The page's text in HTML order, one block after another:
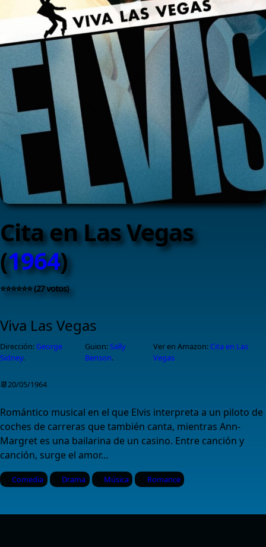
Cita en Las Vegas
(1964)
⭐⭐⭐⭐⭐⭐ (27 votos)
Viva Las Vegas
Dirección:George
Sidney.
Guion:Sally
Benson.
Ver en Amazon:Cita en Las
Vegas
📆20/05/1964
Romántico musical en el que Elvis interpreta a un piloto de
coches de carreras que también canta, mientras Ann-
Margret es una bailarina de un casino. Entre canción y
canción, surge el amor…
Comedia Drama Música Romance